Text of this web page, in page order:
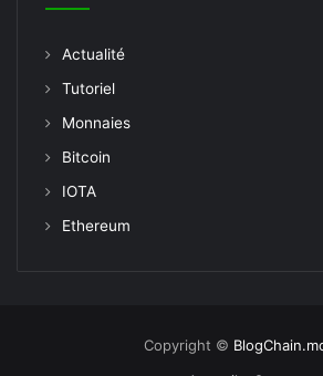
Actualité
Tutoriel
Monnaies
Bitcoin
IOTA
Ethereum
Copyright ©